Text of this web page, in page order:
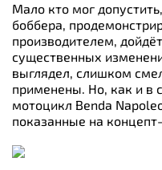
Мало кто мог
боббера,
производителем,
существенных
выглядел, слишком
применены. Но, как и в
мотоцикл Benda
показанные на